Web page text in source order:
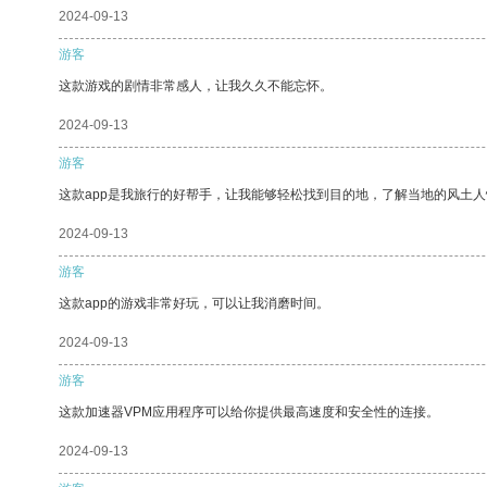
2024-09-13
游客
这款游戏的剧情非常感人，让我久久不能忘怀。
2024-09-13
游客
这款app是我旅行的好帮手，让我能够轻松找到目的地，了解当地的风土
2024-09-13
游客
这款app的游戏非常好玩，可以让我消磨时间。
2024-09-13
游客
这款加速器VPM应用程序可以给你提供最高速度和安全性的连接。
2024-09-13